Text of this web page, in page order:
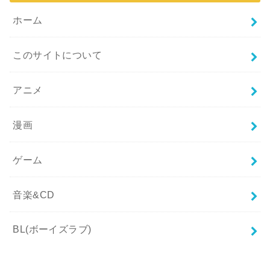
ホーム
このサイトについて
アニメ
漫画
ゲーム
音楽&CD
BL(ボーイズラブ)